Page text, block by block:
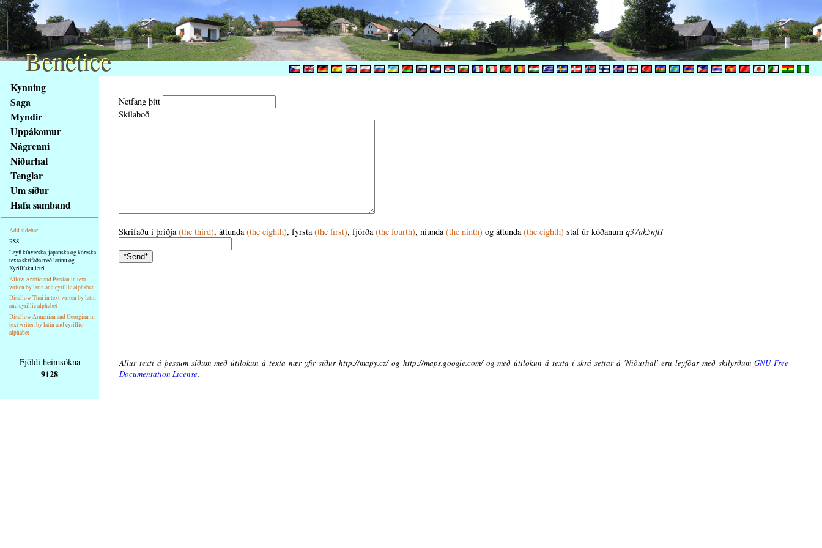
obsah
stránky
Klávesové
zkratky
tomto
webu
základní
Hlavní
strana
Kynning
Saga
Myndir
Uppákomur
Nágrenni
Niðurhal
Tenglar
Um síður
Hafa samband
Add sidebar
RSS
Leyfi kínverska, japanska og kóreska
texta skrifaða með latínu og
Kýrillísku letri
Allow Arabic and Persian in text
writen by latin and cyrillic alphabet
Disallow Thai in text writen by latin
and cyrillic alphabet
Disallow Armenian and Georgian in
text writen by latin and cyrillic
alphabet
Netfang þitt
Skilaboð
Skrifaðu í þriðja(the third), áttunda(the eighth), fyrsta(the first), fjórða(the fourth), níunda(the ninth) og áttunda(the eighth) staf úr kóðanum q37ak5nfl1
Fjöldi heimsókna
9128
Allur texti á þessum síðum með útilokun á texta nær yfir síður http://mapy.cz/ og http://maps.google.com/ og með útilokun á texta í skrá settar á 'Niðurhal' eru leyfðar með skilyrðumGNU Free
Documentation License.
Benetice
Benetice